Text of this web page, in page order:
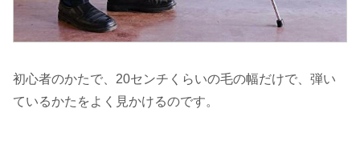
初心者のかたで、20センチくらいの毛の幅だけで、弾い
ているかたをよく見かけるのです。